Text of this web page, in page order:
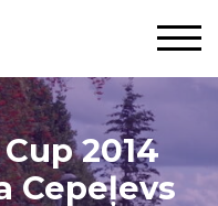
2014
Cepeļevs